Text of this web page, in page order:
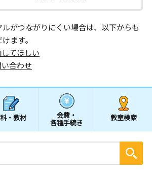
がつながりにくい場合は、以下からも
ます。
てほしい
合わせ
・教材 会費・
各種手続き
教室検索